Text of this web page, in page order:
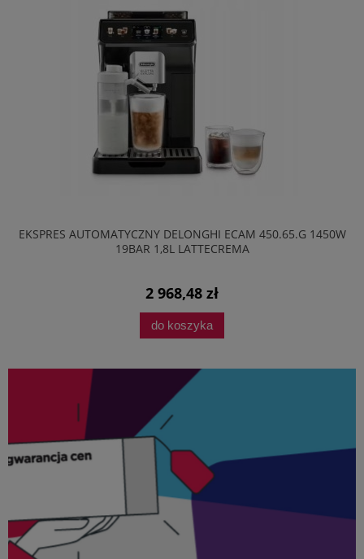
EKSPRES AUTOMATYCZNY DELONGHI ECAM 450.65.G 1450W
19BAR 1,8L LATTECREMA
2 968,48 zł
do koszyka